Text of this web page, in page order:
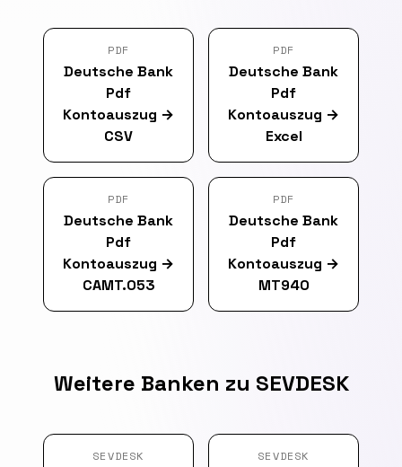
PDF
Deutsche Bank
Pdf
Kontoauszug →
CSV
PDF
Deutsche Bank
Pdf
Kontoauszug →
Excel
PDF
Deutsche Bank
Pdf
Kontoauszug →
CAMT.053
PDF
Deutsche Bank
Pdf
Kontoauszug →
MT940
Weitere Banken zu SEVDESK
SEVDESK SEVDESK